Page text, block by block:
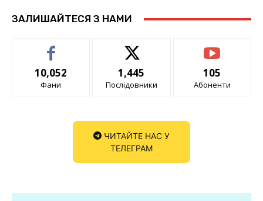
ЗАЛИШАЙТЕСЯ З НАМИ
10,052
Фани
1,445
Послідовники
105
Абоненти
ЧИТАЙТЕ НАС У
ТЕЛЕГРАМ